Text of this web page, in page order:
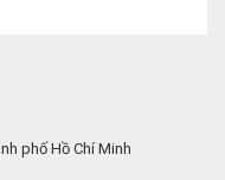
phố Hồ Chí Minh